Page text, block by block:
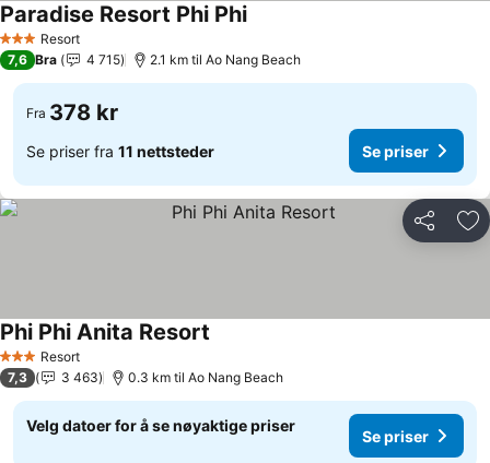
3 StjernerResort
Paradise Resort Phi PhiSe priser
7,6 Bra 4 715 2.1 km til Ao Nang Beach
Fra 378 kr
Se priser fra 11 nettsteder Se priser
Del
3 StjernerResort
Phi Phi Anita Resort
7,3 3 463 0.3 km til Ao Nang Beach
Velg datoer for å se nøyaktige priser
Se priser